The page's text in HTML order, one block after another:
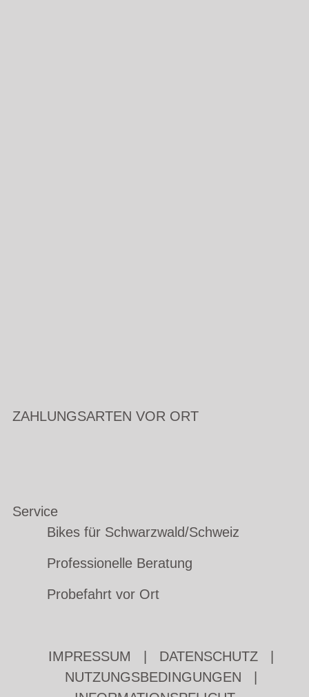
ZAHLUNGSARTEN VOR ORT
Service
Bikes für Schwarzwald/Schweiz
Professionelle Beratung
Probefahrt vor Ort
IMPRESSUM DATENSCHUTZ
NUTZUNGSBEDINGUNGEN